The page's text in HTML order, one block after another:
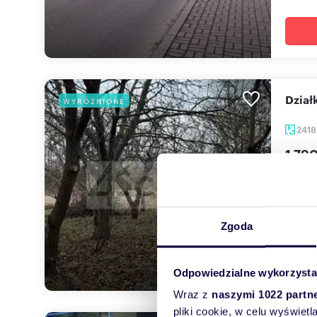
Zgoda
Odpowiedzialne
Wraz z naszymi 1022
pliki cookie, w celu
WYRÓŻNIONE
1